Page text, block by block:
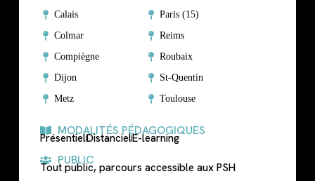
Calais
Colmar
Compiègne
Dijon
Metz
Paris (15)
Reims
Roubaix
St-Quentin
Toulouse
MODALITÉS PÉDAGOGIQUES
PrésentielDistancielE-learning
PUBLIC
Tout public, parcours accessible aux PSH